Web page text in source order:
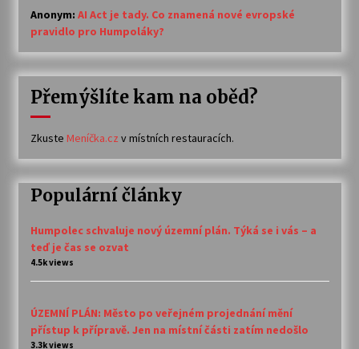
Anonym: AI Act je tady. Co znamená nové evropské
pravidlo pro Humpoláky?
Přemýšlíte kam na oběd?
Zkuste Meníčka.cz v místních restauracích.
Populární články
Humpolec schvaluje nový územní plán. Týká se i vás – a
teď je čas se ozvat
4.5k views
ÚZEMNÍ PLÁN: Město po veřejném projednání mění
přístup k přípravě. Jen na místní části zatím nedošlo
3.3k views